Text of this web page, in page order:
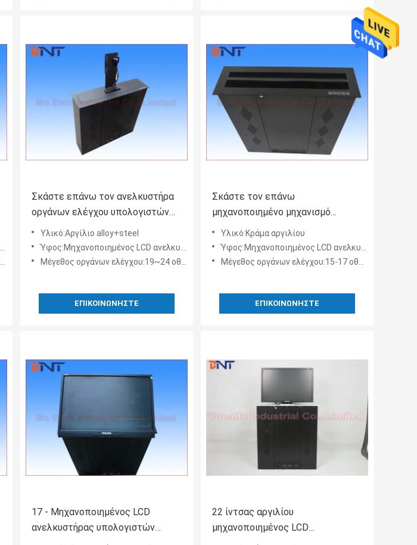
Σκάστε επάνω τον ανελκυστήρα
οργάνων ελέγχου υπολογιστών
με το διακόπτη αφής/τον
ασύρματο τηλεχειρισμό που
χρησιμοποιείται
Υλικό:Αργίλιο alloy+steel
Ύφος:Μηχανοποιημένος LCD ανελκυστήρας για το όργανο ελέγχου
Μέγεθος οργάνων ελέγχου:19~24 οθόνη ίντσας
ΕΠΙΚΟΙΝΩΝΉΣΤΕ
Σκάστε τον επάνω
μηχανοποιημένο μηχανισμό
ανελκυστήρων για 17 ίντσα LCD/
την οθόνη οργάνων ελέγχου των
οδηγήσεων
Υλικό:Κράμα αργιλίου
Ύφος:Μηχανοποιημένος LCD ανελκυστήρας για το όργανο ελέγχου
Μέγεθος οργάνων ελέγχου:15-17 οθόνη ίντσας
ΕΠΙΚΟΙΝΩΝΉΣΤΕ
17 - Μηχανοποιημένος LCD
ανελκυστήρας υπολογιστών
22 ίντσας αργιλίου
μηχανοποιημένος LCD